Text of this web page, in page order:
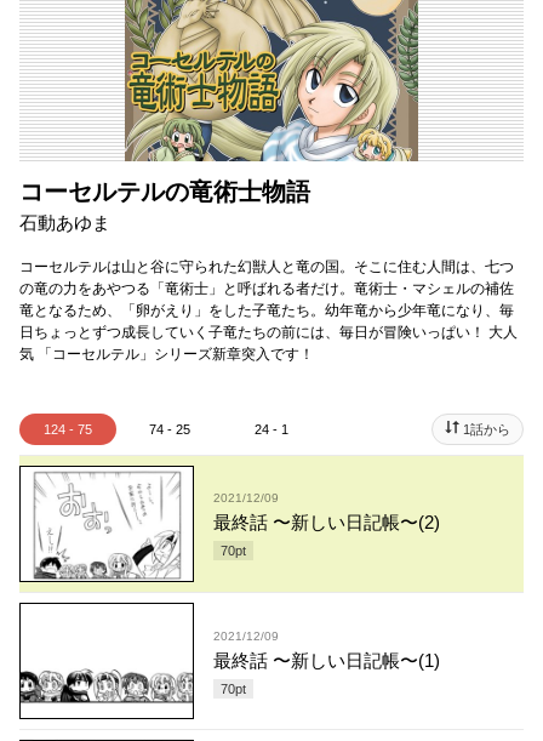
コーセルテルの竜術士物語
石動あゆま
コーセルテルは山と谷に守られた幻獣人と竜の国。そこに住む人間は、七つ
の竜の力をあやつる「竜術士」と呼ばれる者だけ。竜術士・マシェルの補佐
竜となるため、「卵がえり」をした子竜たち。幼年竜から少年竜になり、毎
日ちょっとずつ成長していく子竜たちの前には、毎日が冒険いっぱい！ 大人
気 「コーセルテル」シリーズ新章突入です！
124 - 75 74 - 25 24 - 1 1話から
2021/12/09
最終話 〜新しい日記帳〜(2)
70pt
2021/12/09
最終話 〜新しい日記帳〜(1)
70pt